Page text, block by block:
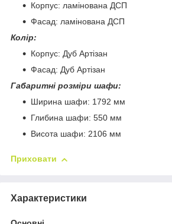
Корпус: ламінована ДСП
Фасад: ламінована ДСП
Колір:
Корпус: Дуб Артізан
Фасад: Дуб Артізан
Габаритні розміри шафи:
Ширина шафи: 1792 мм
Глибина шафи: 550 мм
Висота шафи: 2106 мм
Приховати
Характеристики